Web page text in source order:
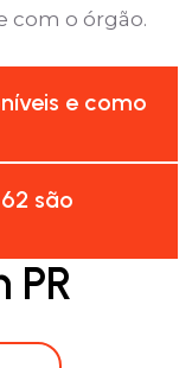
com o órgão.
e como
são
PR